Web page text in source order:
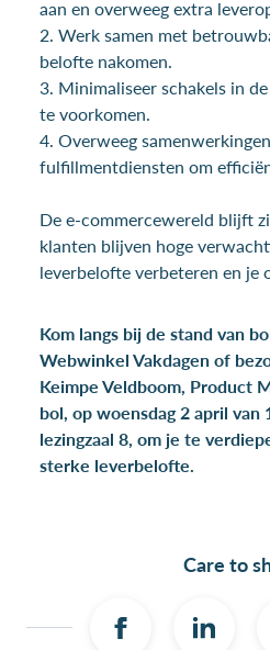
aan en overweeg extra
2. Werk samen met
belofte nakomen.
3. Minimaliseer schakels in
te voorkomen.
4. Overweeg
fulfillmentdiensten om
De e-commercewereld blijft
klanten blijven hoge
leverbelofte verbeteren en je
Kom langs bij de stand van
Webwinkel Vakdagen of
Keimpe Veldboom, Product
bol, op woensdag 2 april
lezingzaal 8, om je te
sterke leverbelofte.
Care to